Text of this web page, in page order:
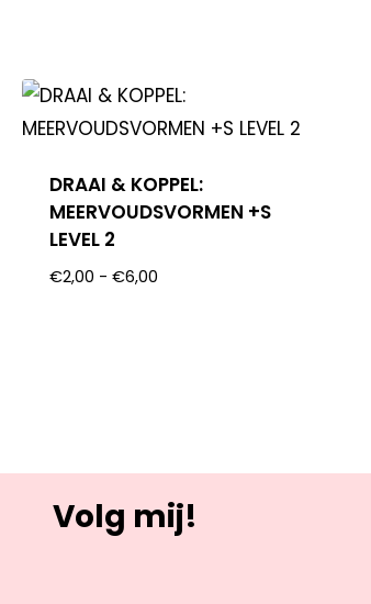
DRAAI & KOPPEL:
MEERVOUDSVORMEN +S
LEVEL 2
€2,00 - €6,00
Volg mij!